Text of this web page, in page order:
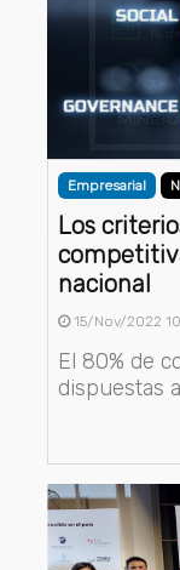
Empresarial
Los
nacional
15/Nov/2022
El 80% de
dispuestas